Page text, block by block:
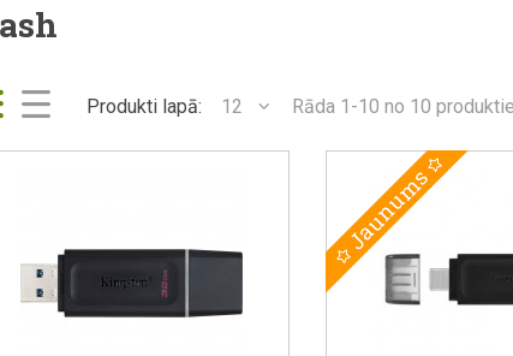
Produkti lapā: 12 Rāda 1-10 no 10
Jaunums